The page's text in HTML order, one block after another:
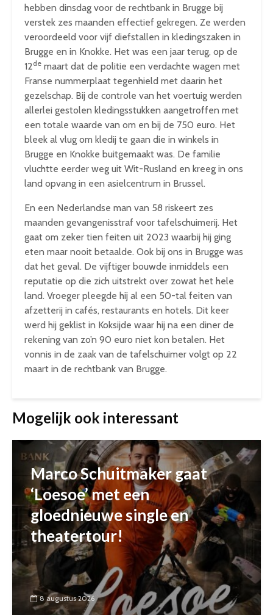
hebben dinsdag voor de rechtbank in Brugge bij
verstek zes maanden effectief gekregen. Ze werden
veroordeeld voor vijf diefstallen in kledingszaken in
Brugge en in Knokke. Het was een jaar terug, op de
12de maart dat de politie een verdachte wagen met
Franse nummerplaat tegenhield met daarin het
gezelschap. Bij de controle van het voertuig werden
allerlei gestolen kledingsstukken aangetroffen met
een totale waarde van om en bij de 750 euro. Het
bleek al vlug om kledij te gaan die in winkels in
Brugge en Knokke buitgemaakt was. De familie
vluchtte eerder weg uit Wit-Rusland en kreeg in ons
land opvang in een asielcentrum in Brussel.
En een Nederlandse man van 58 riskeert zes
maanden gevangenisstraf voor tafelschuimerij. Het
gaat om zeker tien feiten uit 2023 waarbij hij ging
eten maar nooit betaalde. Ook bij ons in Brugge was
dat het geval. De vijftiger bouwde inmiddels een
reputatie op die zich uitstrekt over zowat het hele
land. Vroeger pleegde hij al een 50-tal feiten van
afzetterij in cafés, restaurants en hotels. Dit keer
werd hij geklist in Koksijde waar hij na een diner de
rekening van zo’n 90 euro niet kon betalen. Het
vonnis in de zaak van de tafelschuimer volgt op 22
maart in de rechtbank van Brugge.
Mogelijk ook interessant
Marco Schuitmaker gaat
‘Loesoe’ met een
gloednieuwe single en
theatertour!
8 augustus 2026